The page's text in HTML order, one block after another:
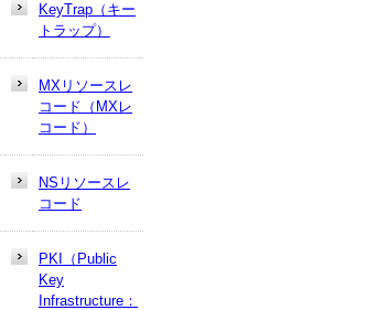
KeyTrap（キー
トラップ）
MXリソースレ
コード（MXレ
コード）
NSリソースレ
コード
PKI（Public
Key
Infrastructure：